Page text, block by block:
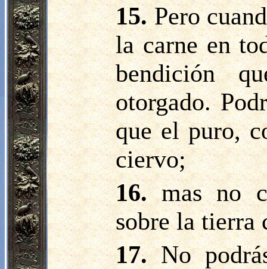
15.Pero
la carne en
bendición
otorgado.
que el puro,
ciervo;
16.mas no
sobre la tierra
17.No